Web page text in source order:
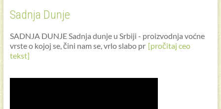
Sadnja Dunje
SADNJA DUNJE Sadnja dunje u Srbiji - proizvodnja voćne
vrste o kojoj se, čini nam se, vrlo slabo pr [pročitaj ceo
tekst]